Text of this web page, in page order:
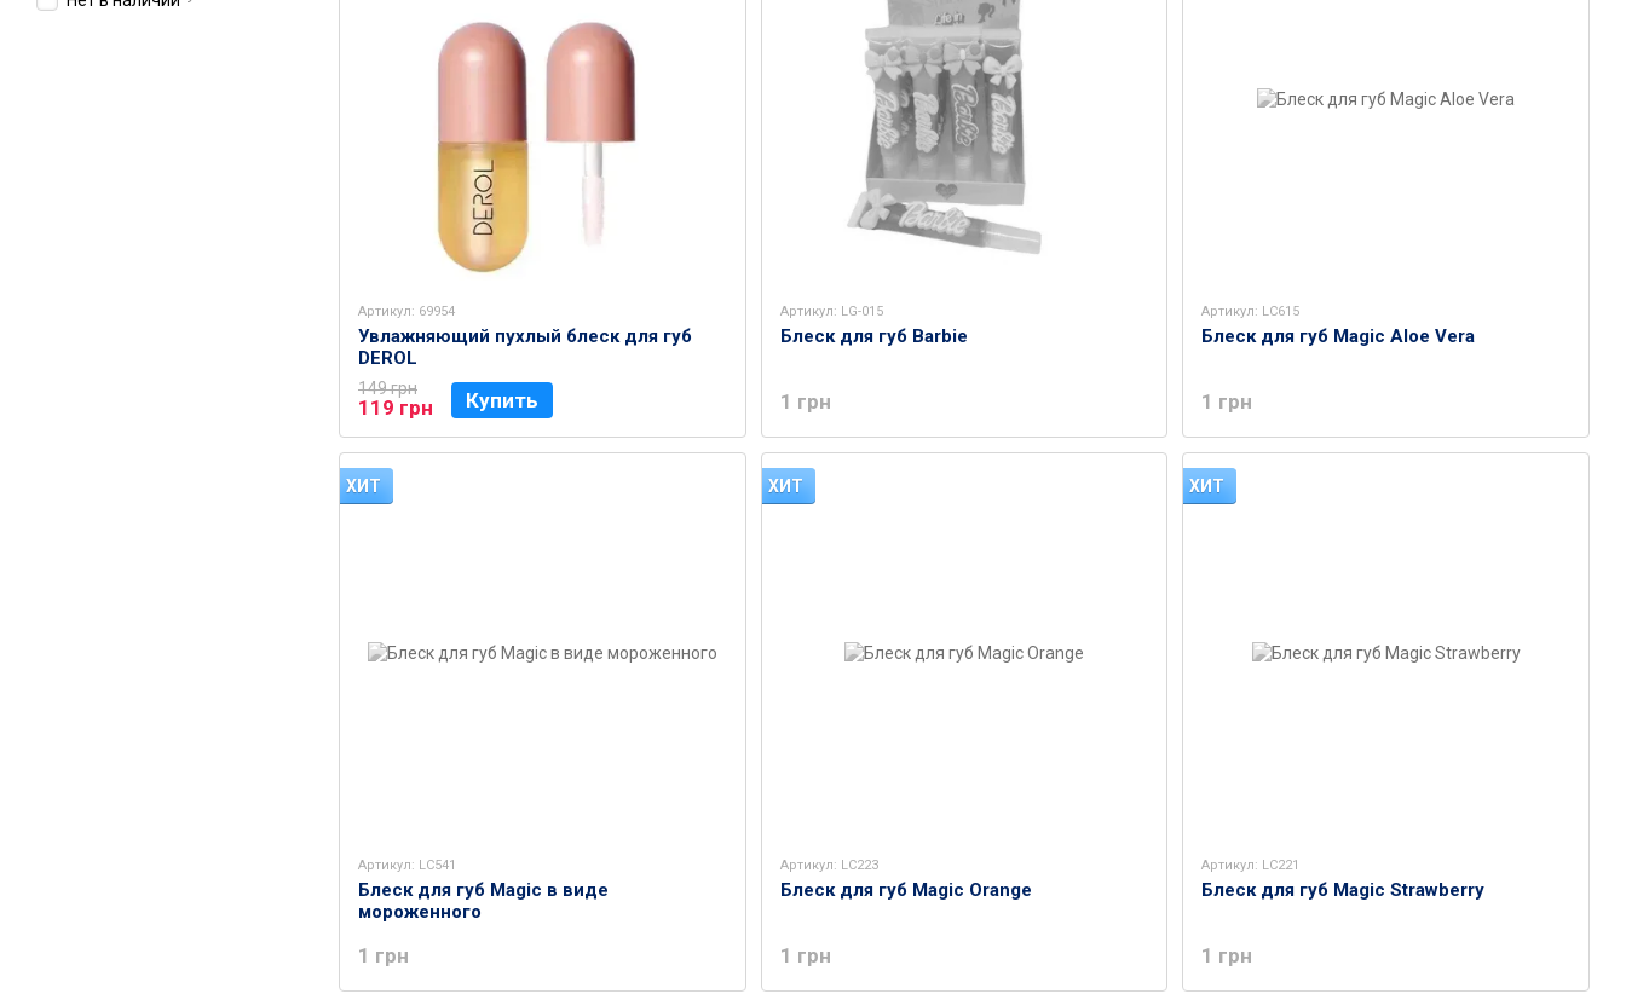
Артикул: 69954
Увлажняющий пухлый блеск для губ
DEROL
149 грн
119 грн Купить
Артикул: LG-015
Блеск для губ Barbie
1 грн
Артикул: LC615
Блеск для губ Magic Aloe Vera
1 грн
ХИТ
Артикул: LC541
Блеск для губ Magic в виде
мороженного
1 грн
ХИТ
Артикул: LC223
Блеск для губ Magic Orange
1 грн
ХИТ
Артикул: LC221
Блеск для губ Magic Strawberry
1 грн